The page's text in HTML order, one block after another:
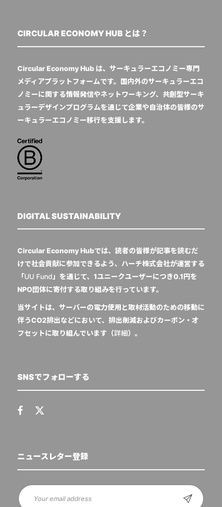
CIRCULAR ECONOMY HUB とは？
Circular Economy Hub は、サーキュラーエコノミー専門
メディアプラットフォームです。国内外のサーキュラーエコ
ノミーに関する情報発信やネットワーキング、共創型サーキ
ュラーデザインプログラムを通じて企業や自治体の皆様のサ
ーキュラーエコノミー移行を支援します。
DIGITAL SUSTAINABILITY
Circular Economy Hubでは、読者の皆様が記事を読むだ
けで社会貢献に参加できるよう、ハーチ株式会社が運営する
「UU Fund 」を通じて、1ユニークユーザーにつき0.1円を
NPO団体に寄付する取り組みを行っています。
当サイトは、サーバーの電力使用と取材活動のための移動に
伴うCO2排出などにおいて、排出削減およびカーボン・オ
フセットに取り組んでいます（詳細）。
SNSでフォローする
ニュースレター登録